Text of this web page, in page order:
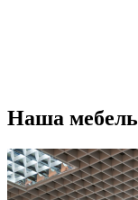
Наша мебель